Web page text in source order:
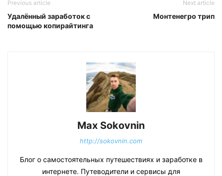
Previous article
Удалённый заработок с
помощью копирайтинга
Next article
Монтенегро трип
Max Sokovnin
http://sokovnin.com
Блог о самостоятельных путешествиях и заработке в
интернете. Путеводители и сервисы для